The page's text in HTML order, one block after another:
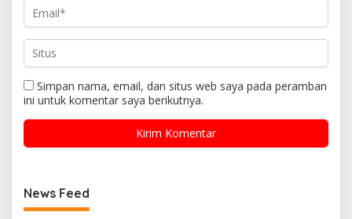
Simpan nama, email, dan situs web saya pada peramban
ini untuk komentar saya berikutnya.
News Feed